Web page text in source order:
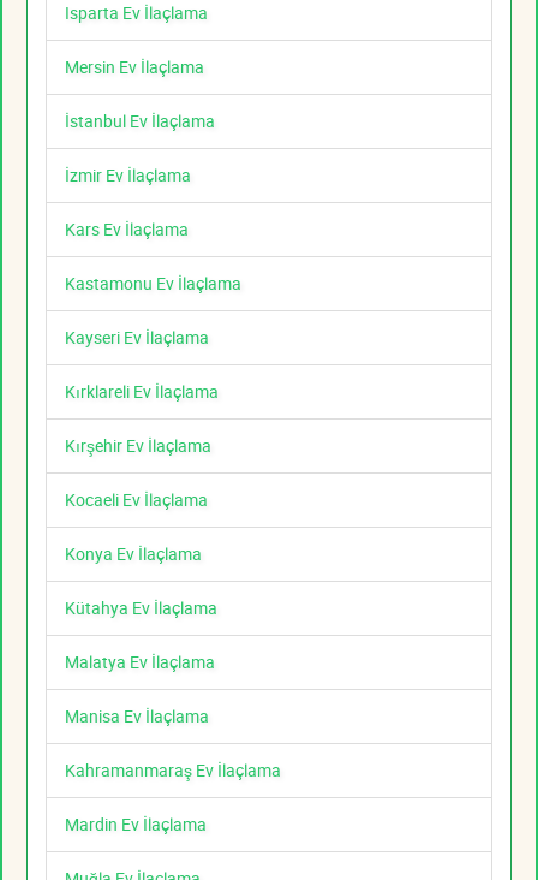
Isparta Ev İlaçlama
Mersin Ev İlaçlama
İstanbul Ev İlaçlama
İzmir Ev İlaçlama
Kars Ev İlaçlama
Kastamonu Ev İlaçlama
Kayseri Ev İlaçlama
Kırklareli Ev İlaçlama
Kırşehir Ev İlaçlama
Kocaeli Ev İlaçlama
Konya Ev İlaçlama
Kütahya Ev İlaçlama
Malatya Ev İlaçlama
Manisa Ev İlaçlama
Kahramanmaraş Ev İlaçlama
Mardin Ev İlaçlama